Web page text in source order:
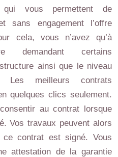
vous permettent de
sans engagement l’offre
cela, vous n’avez qu’à
demandant certains
ainsi que le niveau
Les meilleurs contrats
quelques clics seulement.
au contrat lorsque
Vos travaux peuvent alors
contrat est signé. Vous
attestation de la garantie